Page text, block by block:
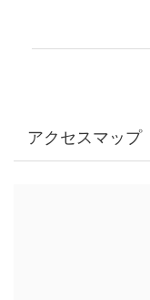
アクセスマップ